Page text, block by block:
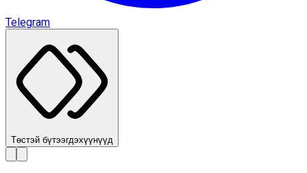
Telegram
Төстэй бүтээгдэхүүнүүд